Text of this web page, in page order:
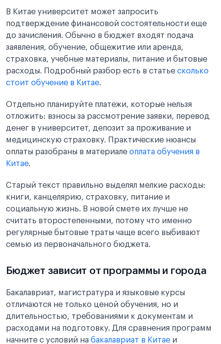
В Китае университет может запросить
подтверждение финансовой состоятельности еще
до зачисления. Обычно в бюджет входят подача
заявления, обучение, общежитие или аренда,
страховка, учебные материалы, питание и бытовые
расходы. Подробный разбор есть в статье сколько
стоит обучение в Китае.
Отдельно планируйте платежи, которые нельзя
отложить: взносы за рассмотрение заявки, перевод
денег в университет, депозит за проживание и
медицинскую страховку. Практические нюансы
оплаты разобраны в материале оплата обучения в
Китае.
Старый текст правильно выделял мелкие расходы:
книги, канцелярию, страховку, питание и
социальную жизнь. В новой смете их лучше не
считать второстепенными, потому что именно
регулярные бытовые траты чаще всего выбивают
семью из первоначального бюджета.
Бюджет зависит от программы и города
Бакалавриат, магистратура и языковые курсы
отличаются не только ценой обучения, но и
длительностью, требованиями к документам и
расходами на подготовку. Для сравнения программ
начните с условий на бакалавриат в Китае и